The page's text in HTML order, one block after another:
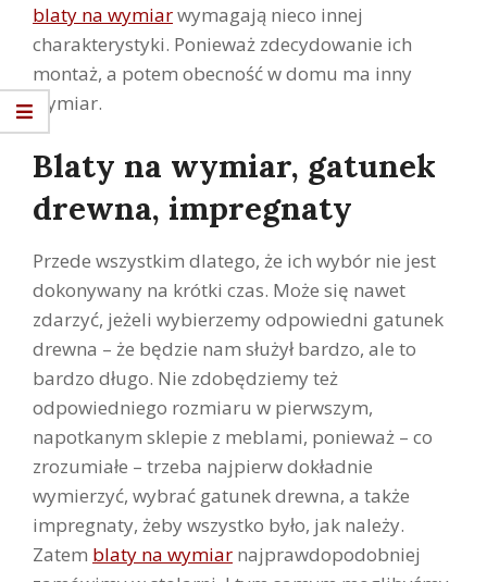
blaty na wymiarwymagają nieco innej
charakterystyki. Ponieważ zdecydowanie ich
montaż, a potem obecność w domu ma inny
wymiar.
Blaty na wymiar, gatunek
drewna, impregnaty
Przede wszystkim dlatego, że ich wybór nie jest
dokonywany na krótki czas. Może się nawet
zdarzyć, jeżeli wybierzemy odpowiedni gatunek
drewna – że będzie nam służył bardzo, ale to
bardzo długo. Nie zdobędziemy też
odpowiedniego rozmiaru w pierwszym,
napotkanym sklepie z meblami, ponieważ – co
zrozumiałe – trzeba najpierw dokładnie
wymierzyć, wybrać gatunek drewna, a także
impregnaty, żeby wszystko było, jak należy.
Zatem blaty na wymiar najprawdopodobniej